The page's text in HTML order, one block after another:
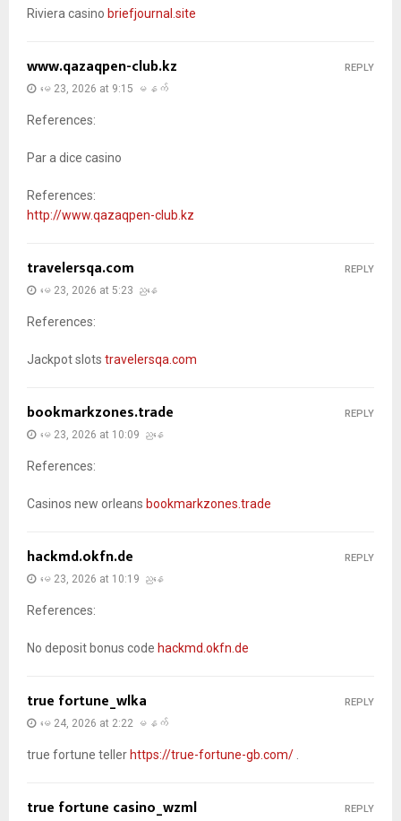
Riviera casino briefjournal.site
www.qazaqpen-club.kz
မေ 23, 2026 at 9:15 မနက်
References:
Par a dice casino
References:
http://www.qazaqpen-club.kz
REPLY
travelersqa.com
မေ 23, 2026 at 5:23 ညနေ
References:
Jackpot slots travelersqa.com
REPLY
bookmarkzones.trade
မေ 23, 2026 at 10:09 ညနေ
References:
Casinos new orleans bookmarkzones.trade
REPLY
hackmd.okfn.de
မေ 23, 2026 at 10:19 ညနေ
References:
No deposit bonus code hackmd.okfn.de
REPLY
true fortune_wlka
မေ 24, 2026 at 2:22 မနက်
true fortune teller https://true-fortune-gb.com/
REPLY
true fortune casino_wzml REPLY